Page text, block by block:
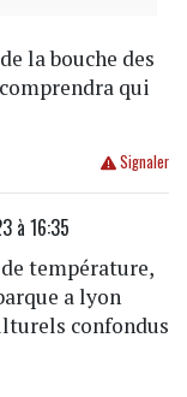
la bouche des
qui
Signaler
à 16:35
température,
a lyon
confondus